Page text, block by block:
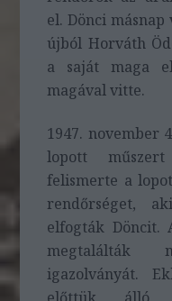
el. Dönci másnap
újból Horváth
a saját maga
magával vitte.
1947. november
lopott
felismerte a
rendőrséget,
elfogták Döncit.
megtalálták
igazolványát.
előttük álló